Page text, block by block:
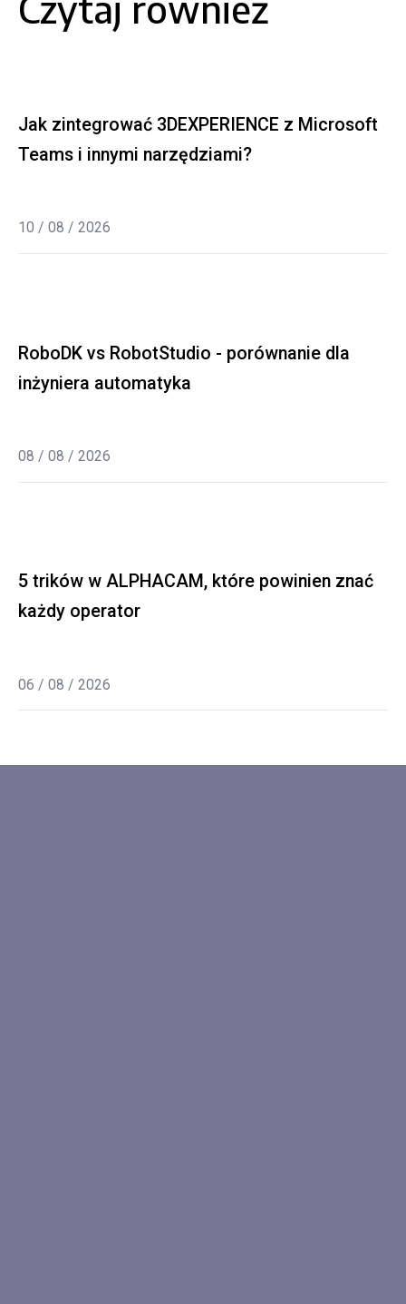
Jak zintegrować 3DEXPERIENCE z Microsoft
Teams i innymi narzędziami?
10 / 08 / 2026
RoboDK vs RobotStudio - porównanie dla
inżyniera automatyka
08 / 08 / 2026
5 trików w ALPHACAM, które powinien znać
każdy operator
06 / 08 / 2026